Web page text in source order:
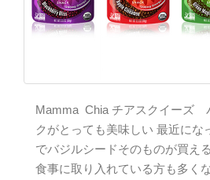
Mamma Chia チアスクイーズ
クがとっても美味しい 最近にな
でバジルシードそのものが買え
食事に取り入れている方も多く